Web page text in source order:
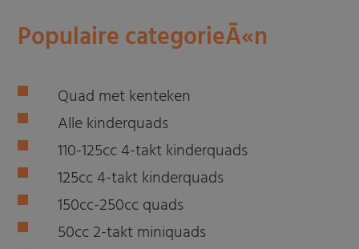
Populaire categorieÃ«n
Quad met kenteken
Alle kinderquads
110-125cc 4-takt kinderquads
125cc 4-takt kinderquads
150cc-250cc quads
50cc 2-takt miniquads